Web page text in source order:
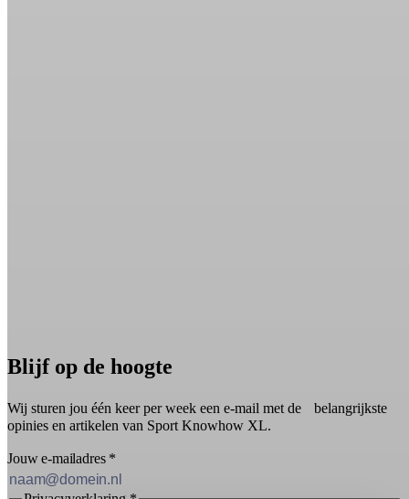
Blijf op de hoogte
Wij sturen jou één keer per week een e-mail met de belangrijkste
opinies en artikelen van Sport Knowhow XL.
Jouw e-mailadres *